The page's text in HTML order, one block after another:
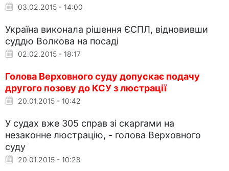
03.02.2015 - 14:00
Україна виконала рішення ЄСПЛ, відновивши
суддю Волкова на посаді
02.02.2015 - 18:17
Голова Верховного суду допускає подачу
другого позову до КСУ з люстрації
20.01.2015 - 10:42
У судах вже 305 справ зі скаргами на
незаконне люстрацію, - голова Верховного
суду
20.01.2015 - 10:28